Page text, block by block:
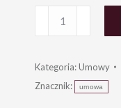
wynajem
nieruchomości
Kategoria:Umowy
Znacznik:
umowa